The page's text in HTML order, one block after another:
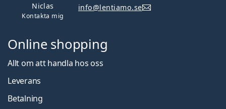
Niclas
Kontakta mig
info@lentiamo.se
Online shopping
Allt om att handla hos oss
Leverans
Betalning